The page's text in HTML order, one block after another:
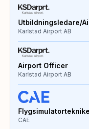
Utbildningsledare/
Karlstad Airport AB
Airport Officer
Karlstad Airport AB
CAE